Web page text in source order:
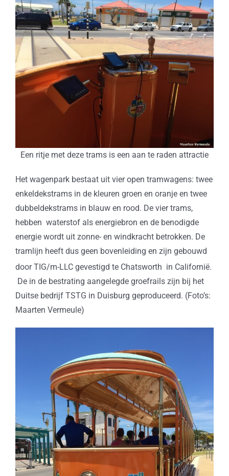
Een ritje met deze trams is een aan te raden attractie
Het wagenpark bestaat uit vier open tramwagens: twee
enkeldekstrams in de kleuren groen en oranje en twee
dubbeldekstrams in blauw en rood. De vier trams,
hebben waterstof als energiebron en de benodigde
energie wordt uit zonne- en windkracht betrokken. De
tramlijn heeft dus geen bovenleiding en zijn gebouwd
door TIG/m-LLC gevestigd te Chatsworth in Californië.
De in de bestrating aangelegde groefrails zijn bij het
Duitse bedrijf TSTG in Duisburg geproduceerd. (Foto’s:
Maarten Vermeule)